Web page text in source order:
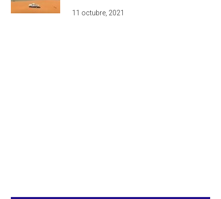
11 octubre, 2021